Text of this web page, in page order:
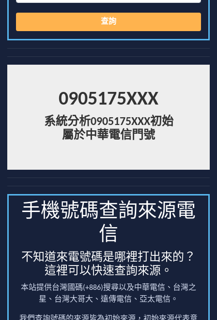
查詢
0905175XXX
系統分析0905175XXX初始
屬於中華電信門號
手機號碼查詢來源電
信
不知道來電號碼是哪裡打出來的？
這裡可以快速查詢來源。
本站提供台灣國碼(+886)搜尋以及中華電信、台灣之
星、台灣大哥大、遠傳電信、亞太電信。